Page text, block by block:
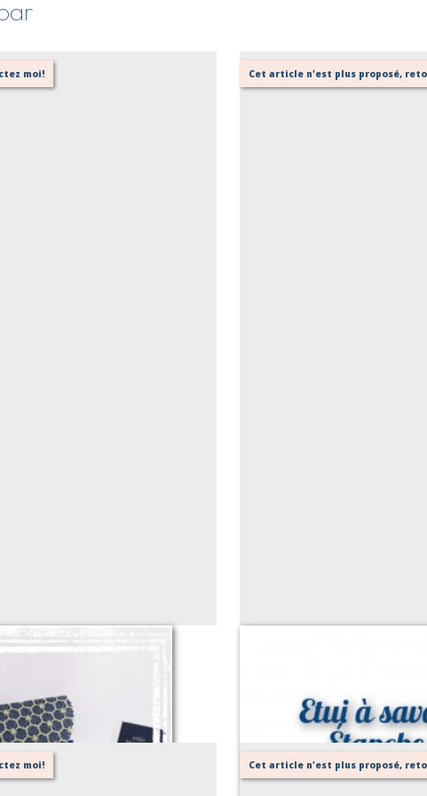
moi! Cet article n'est plus proposé,
moi! Cet article n'est plus proposé,